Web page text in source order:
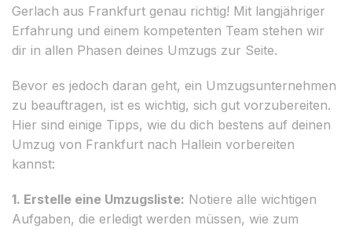
Gerlach aus Frankfurt genau richtig! Mit langjähriger
Erfahrung und einem kompetenten Team stehen wir
dir in allen Phasen deines Umzugs zur Seite.
Bevor es jedoch daran geht, ein Umzugsunternehmen
zu beauftragen, ist es wichtig, sich gut vorzubereiten.
Hier sind einige Tipps, wie du dich bestens auf deinen
Umzug von Frankfurt nach Hallein vorbereiten
kannst:
1. Erstelle eine Umzugsliste: Notiere alle wichtigen
Aufgaben, die erledigt werden müssen, wie zum